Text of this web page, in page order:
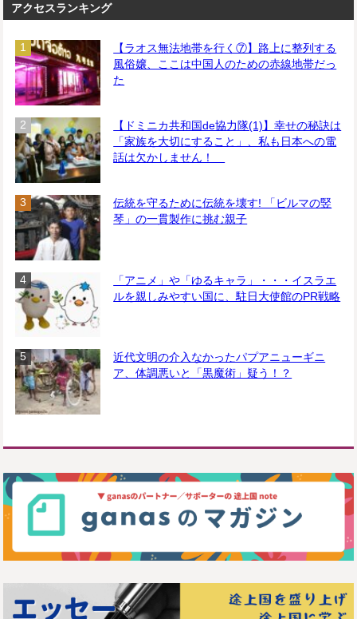
アクセスランキング
【ラオス無法地帯を行く⑦】路上に整列する
風俗嬢、ここは中国人のための赤線地帯だっ
た
【ドミニカ共和国de協力隊(1)】幸せの秘訣は
「家族を大切にすること」、私も日本への電
話は欠かしません！
伝統を守るために伝統を壊す! 「ビルマの竪
琴」の一貫製作に挑む親子
「アニメ」や「ゆるキャラ」・・・イスラエ
ルを親しみやすい国に、駐日大使館のPR戦略
近代文明の介入なかったパプアニューギニ
ア、体調悪いと「黒魔術」疑う！？